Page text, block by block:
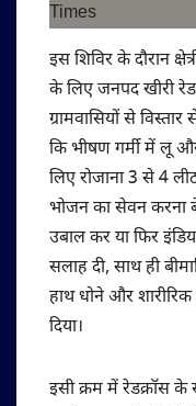
इस शिविर के दौरान
के लिए जनपद खीरी
ग्रामवासियों से
कि भीषण गर्मी में लू
लिए रोजाना 3 से 4
भोजन का सेवन करना
उबाल कर या फिर
सलाह दी, साथ ही
हाथ धोने और
दिया।
इसी क्रम में रेडक्रॉस के